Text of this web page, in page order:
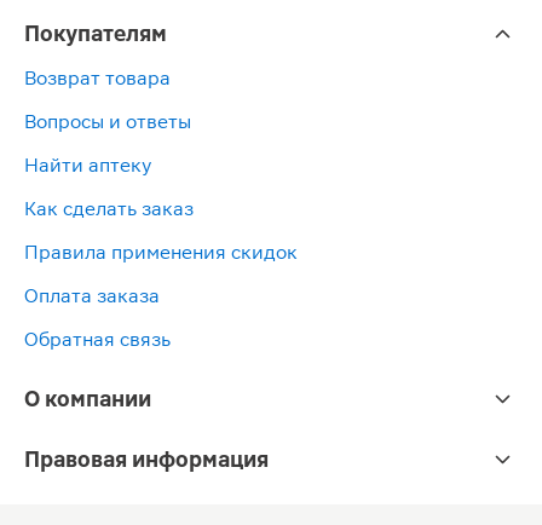
Покупателям
Возврат товара
Вопросы и ответы
Найти аптеку
Как сделать заказ
Правила применения скидок
Оплата заказа
Обратная связь
О компании
Правовая информация